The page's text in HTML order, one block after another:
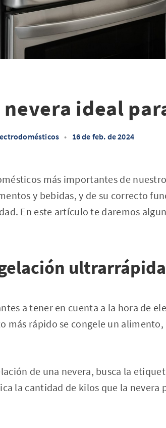
ideal
• 16 de feb. de 2024
más importantes de
y bebidas, y de su correcto
En este artículo te daremos
ultrarrápida
a tener en cuenta a la hora de
más rápido se congele un
de una nevera, busca la
la cantidad de kilos que la nevera